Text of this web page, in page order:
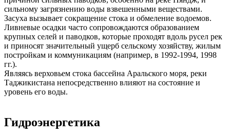
сильному загрязнению воды взвешенными веществами.
Засуха вызывает сокращение стока и обмеление водоемов.
Ливневые осадки часто сопровождаются образованием
крупных селей и паводков, которые проходят вдоль русел рек
и приносят значительный ущерб сельскому хозяйству, жилым
постройкам и коммуникациям (например, в 1992-1994, 1998
гг.).
Являясь верховьем стока бассейна Аральского моря, реки
Таджикистана непосредственно влияют на состояние и
уровень его воды.
Гидроэнергетика